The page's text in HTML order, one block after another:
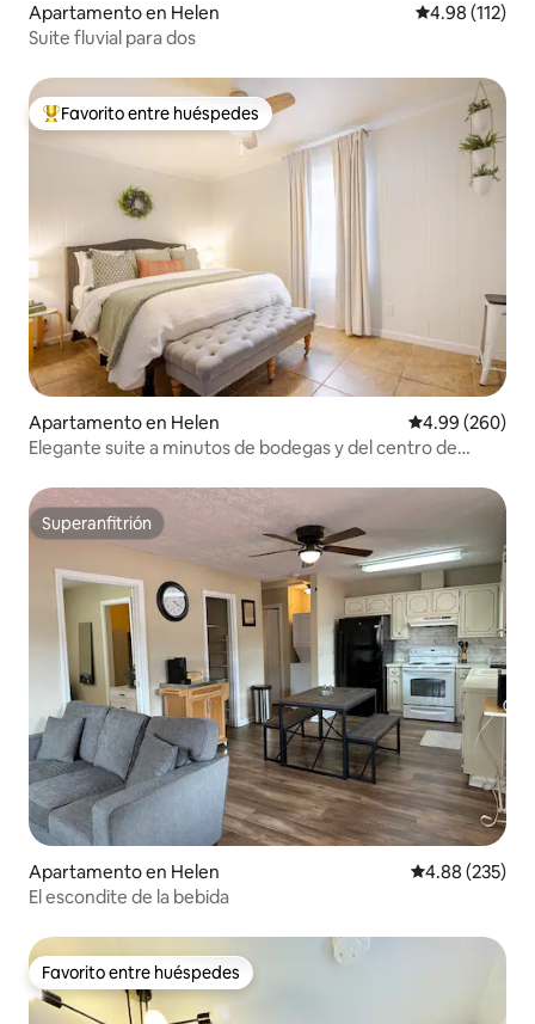
Apartamento en Helen Calificación
4.98 (112)
Suite fluvial para dos
Favorito entre huéspedes preferido
Favorito entre huéspedes
Apartamento en Helen Calificación
4.99 (260)
Elegante suite a minutos de bodegas y del centro de
Superanfitrión
Superanfitrión
Apartamento en Helen Calificación
4.88 (235)
El escondite de la bebida
Favorito entre huéspedes
Favorito entre huéspedes